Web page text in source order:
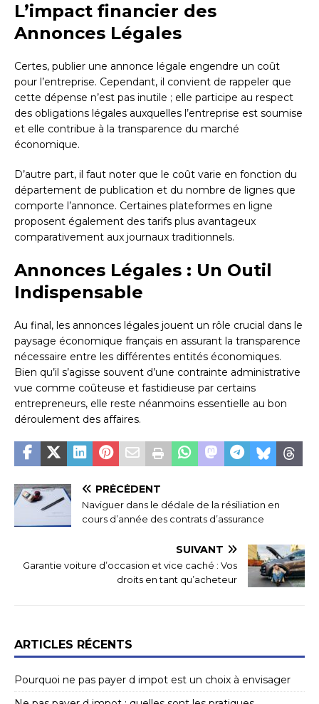
L’impact financier des
Annonces Légales
Certes, publier une annonce légale engendre un coût
pour l’entreprise. Cependant, il convient de rappeler que
cette dépense n’est pas inutile ; elle participe au respect
des obligations légales auxquelles l’entreprise est soumise
et elle contribue à la transparence du marché
économique.
D’autre part, il faut noter que le coût varie en fonction du
département de publication et du nombre de lignes que
comporte l’annonce. Certaines plateformes en ligne
proposent également des tarifs plus avantageux
comparativement aux journaux traditionnels.
Annonces Légales : Un Outil
Indispensable
Au final, les annonces légales jouent un rôle crucial dans le
paysage économique français en assurant la transparence
nécessaire entre les différentes entités économiques.
Bien qu’il s’agisse souvent d’une contrainte administrative
vue comme coûteuse et fastidieuse par certains
entrepreneurs, elle reste néanmoins essentielle au bon
déroulement des affaires.
PRÉCÉDENT
Naviguer dans le dédale de la résiliation en
cours d’année des contrats d’assurance
SUIVANT
Garantie voiture d’occasion et vice caché : Vos
droits en tant qu’acheteur
ARTICLES RÉCENTS
Pourquoi ne pas payer d impot est un choix à envisager